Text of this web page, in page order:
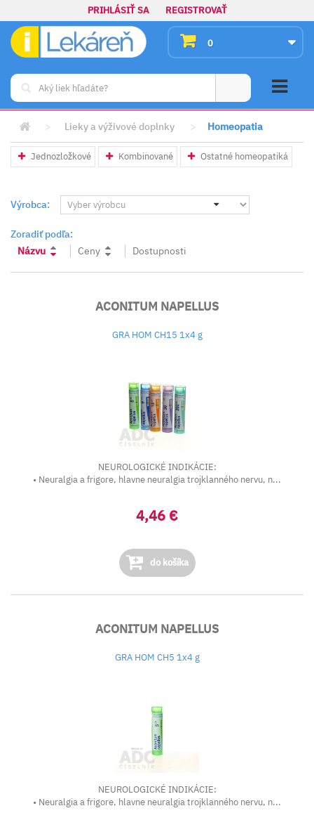
PRIHLÁSIŤ SA REGISTROVAŤ
0
> Lieky a výživové doplnky > Homeopatia
Jednozložkové Kombinované Ostatné homeopatiká
Výrobca:
Zoradiť podľa:
Názvu
Ceny Dostupnosti
ACONITUM NAPELLUS
GRA HOM CH15 1x4 g
NEUROLOGICKÉ INDIKÁCIE:
• Neuralgia a frigore, hlavne neuralgia trojklanného nervu, n...
4,46 €
do košíka
ACONITUM NAPELLUS
GRA HOM CH5 1x4 g
NEUROLOGICKÉ INDIKÁCIE:
• Neuralgia a frigore, hlavne neuralgia trojklanného nervu, n...